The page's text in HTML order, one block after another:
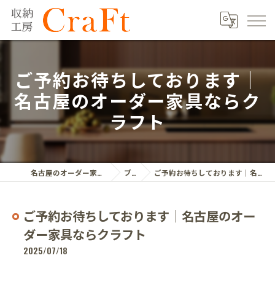
ご予約お待ちしております｜
名古屋のオーダー家具ならク
ラフト
名古屋のオーダー家具ならクラフト株式会社 ブログ ご予約お待ちしております｜名古屋のオーダー家具ならクラフト
ご予約お待ちしております｜名古屋のオー
ダー家具ならクラフト
2025/07/18